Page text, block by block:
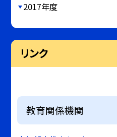
2017年度
リンク
教育関係機関